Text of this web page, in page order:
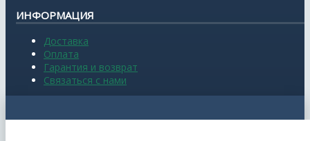
ИНФОРМАЦИЯ
Доставка
Оплата
Гарантия и возврат
Связаться с нами